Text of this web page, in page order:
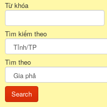
Từ khóa
Tìm kiếm theo
Tìm theo